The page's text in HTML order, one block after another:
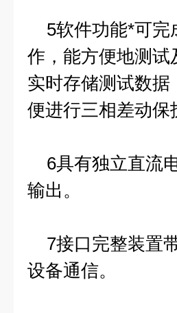
5软件功能*可完
作，能方便地测
实时存储测试数
便进行三相差动保
6具有独立直流
输出。
7接口完整装置
设备通信。